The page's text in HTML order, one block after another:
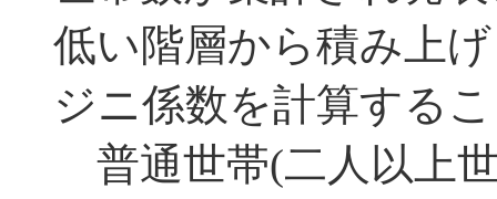
低い階層から積み上
ジニ係数を計算する
普通世帯(二人以上